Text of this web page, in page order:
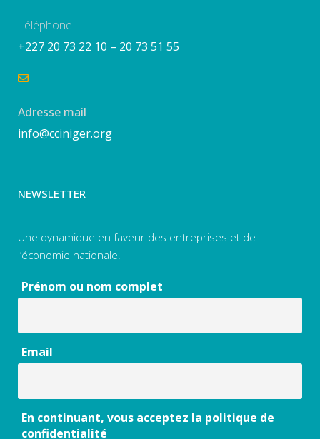
Téléphone
+227 20 73 22 10 – 20 73 51 55
Adresse mail
info@cciniger.org
NEWSLETTER
Une dynamique en faveur des entreprises et de
l’économie nationale.
Prénom ou nom complet
Email
En continuant, vous acceptez la politique de
confidentialité